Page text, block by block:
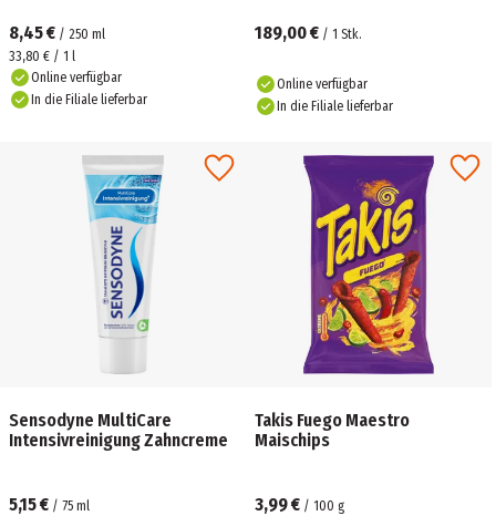
8,45 € / 250 ml
33,80 € / 1 l
Online verfügbar
In die Filiale lieferbar
189,00 € / 1 Stk.
Online verfügbar
In die Filiale lieferbar
Sensodyne MultiCare
Intensivreinigung Zahncreme
5,15 € / 75 ml
Takis Fuego Maestro
Maischips
3,99 € / 100 g